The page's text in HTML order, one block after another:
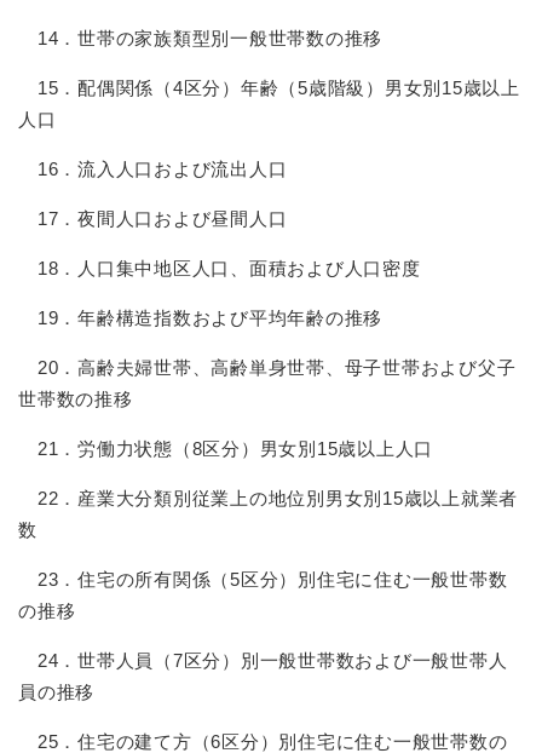
14．世帯の家族類型別一般世帯数の推移
15．配偶関係（4区分）年齢（5歳階級）男女別15歳以上
人口
16．流入人口および流出人口
17．夜間人口および昼間人口
18．人口集中地区人口、面積および人口密度
19．年齢構造指数および平均年齢の推移
20．高齢夫婦世帯、高齢単身世帯、母子世帯および父子
世帯数の推移
21．労働力状態（8区分）男女別15歳以上人口
22．産業大分類別従業上の地位別男女別15歳以上就業者
数
23．住宅の所有関係（5区分）別住宅に住む一般世帯数
の推移
24．世帯人員（7区分）別一般世帯数および一般世帯人
員の推移
25．住宅の建て方（6区分）別住宅に住む一般世帯数の